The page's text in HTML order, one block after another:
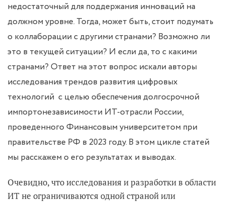
недостаточный для поддержания инноваций на
должном уровне. Тогда, может быть, стоит подумать
о коллаборации с другими странами? Возможно ли
это в текущей ситуации? И если да, то с какими
странами? Ответ на этот вопрос искали авторы
исследования трендов развития цифровых
технологий с целью обеспечения долгосрочной
импортонезависимости ИТ-отрасли России,
проведенного Финансовым университетом при
правительстве РФ в 2023 году. В этом цикле статей
мы расскажем о его результатах и выводах.
Очевидно, что исследования и разработки в области
ИТ не ограничиваются одной страной или